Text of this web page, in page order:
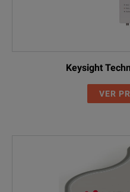
Keysight
VER